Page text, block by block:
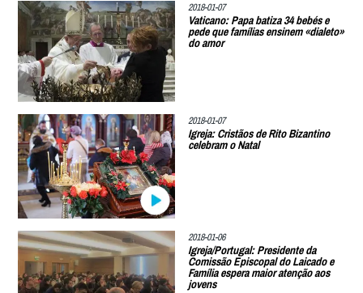
2018-01-07
Vaticano: Papa batiza 34 bebés e
pede que famílias ensinem «dialeto»
do amor
2018-01-07
Igreja: Cristãos de Rito Bizantino
celebram o Natal
2018-01-06
Igreja/Portugal: Presidente da
Comissão Episcopal do Laicado e
Família espera maior atenção aos
jovens